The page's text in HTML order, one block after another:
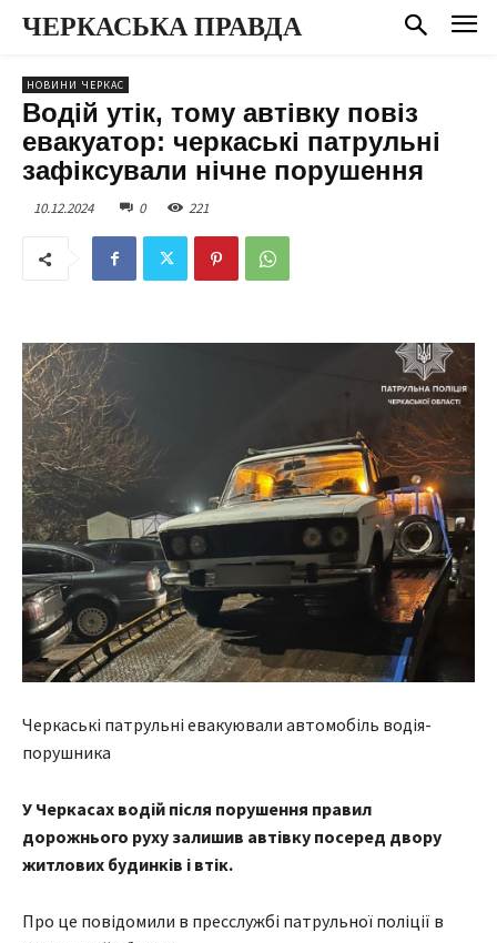
ЧЕРКАСЬКА ПРАВДА
НОВИНИ ЧЕРКАС
Водій утік, тому автівку повіз
евакуатор: черкаські патрульні
зафіксували нічне порушення
10.12.2024 0 221
Черкаські патрульні евакуювали автомобіль водія-
порушника
У Черкасах водій після порушення правил
дорожнього руху залишив автівку посеред двору
житлових будинків і втік.
Про це повідомили в пресслужбі патрульної поліції в